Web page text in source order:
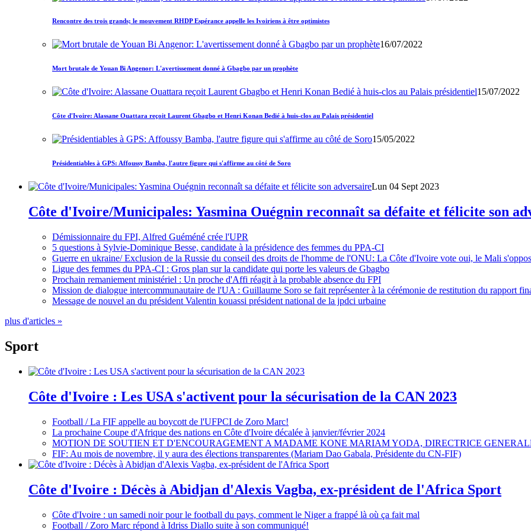
Rencontre des trois grands; le mouvement RHDP Espérance appelle les Ivoiriens à être optimistes
16/07/2022
Mort brutale de Youan Bi Angenor: L'avertissement donné à Gbagbo par un prophète
15/07/2022
Côte d'Ivoire: Alassane Ouattara reçoit Laurent Gbagbo et Henri Konan Bedié à huis-clos au Palais présidentiel
15/05/2022
Présidentiables à GPS: Affoussy Bamba, l'autre figure qui s'affirme au côté de Soro
Lun 04 Sept 2023
Côte d'Ivoire/Municipales: Yasmina Ouégnin reconnaît sa défaite et félicite son
Démissionnaire du FPI, Alfred Guéméné crée l'UPR
5 questions à Sylvie-Dominique Besse, candidate à la présidence des femmes du PPA-CI
Guerre en ukraine/ Exclusion de la Russie du conseil des droits de l'homme de l'ONU: La Côte d'Ivoire vote oui, le Mali
Ligue des femmes du PPA-CI : Gros plan sur la candidate qui porte les valeurs de Gbagbo
Prochain remaniement ministériel : Un proche d'Affi réagit à la probable absence du FPI
Mission de dialogue intercommunautaire de l'UA : Guillaume Soro se fait représenter à la cérémonie de restitution du rapport
Message de nouvel an du président Valentin kouassi président national de la jpdci urbaine
plus d'articles »
Sport
Côte d'Ivoire : Les USA s'activent pour la sécurisation de la CAN 2023
Football / La FIF appelle au boycott de l'UFPCI de Zoro Marc!
La prochaine Coupe d'Afrique des nations en Côte d'Ivoire décalée à janvier/février 2024
MOTION DE SOUTIEN ET D'ENCOURAGEMENT A MADAME KONE MARIAM YODA, DIRECTRICE
FIF: Au mois de novembre, il y aura des élections transparentes (Mariam Dao Gabala, Présidente du CN-FIF)
Côte d'Ivoire : Décès à Abidjan d'Alexis Vagba, ex-président de l'Africa Sport
Côte d'Ivoire : un samedi noir pour le football du pays, comment le Niger a frappé là où ça fait mal
Football / Zoro Marc répond à Idriss Diallo suite à son communiqué!